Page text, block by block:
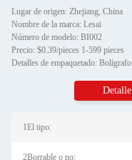
Lugar de origen: Zhejiang, China
Nombre de la marca: Lesai
Número de modelo: BI002
Precio: $0.39/pieces 1-599 pieces
Detalle
1El tipo:
2Borrable o no: